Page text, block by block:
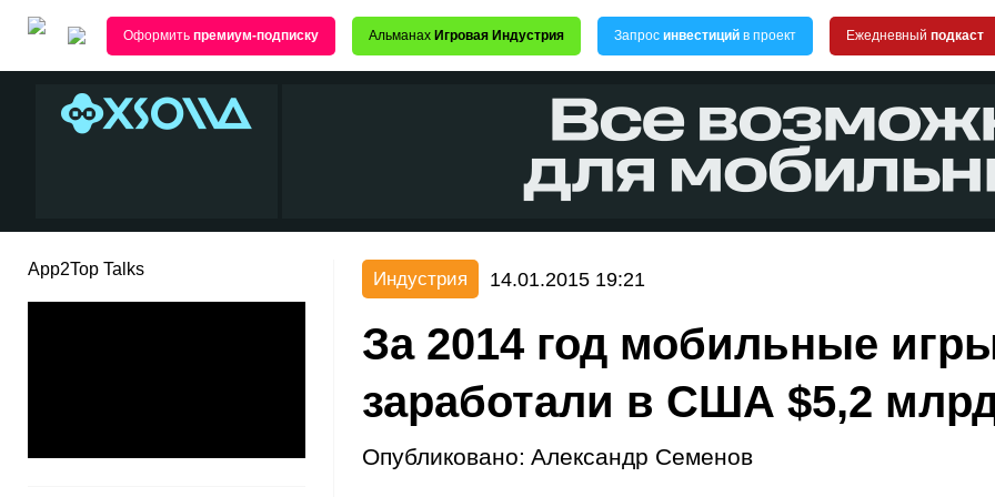
Оформить премиум-подписку Альманах Игровая Индустрия Запрос инвестиций в проект Ежедневный подкаст
App2Top Talks Индустрия 14.01.2015 19:21
За 2014 год мобильные
заработали в США $5,2
Опубликовано: Александр Семенов